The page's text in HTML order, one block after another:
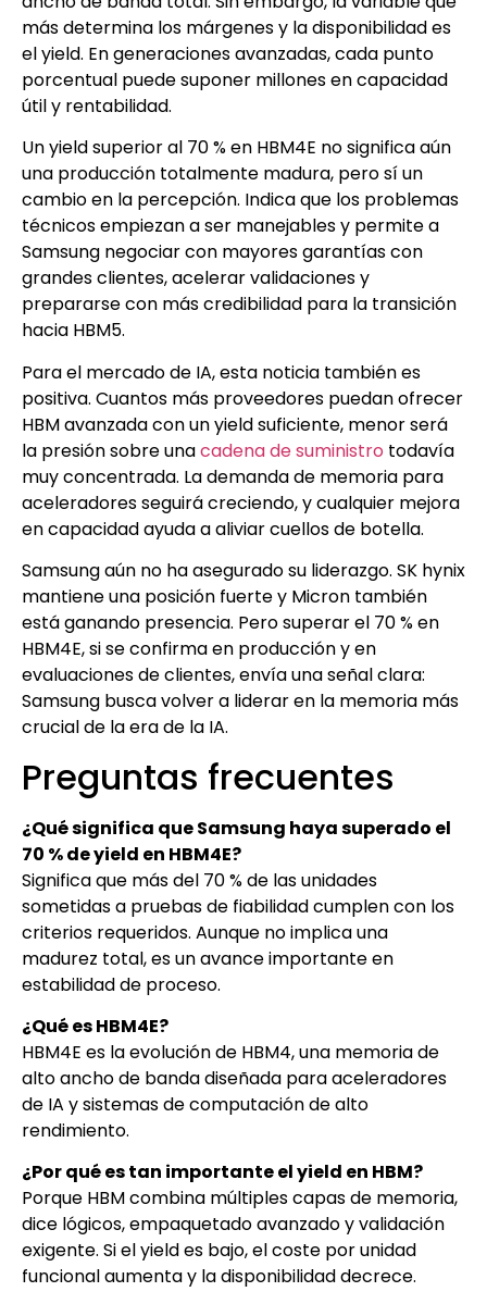
más determina los márgenes y la disponibilidad es
el yield. En generaciones avanzadas, cada punto
porcentual puede suponer millones en capacidad
útil y rentabilidad.
Un yield superior al 70 % en HBM4E no significa aún
una producción totalmente madura, pero sí un
cambio en la percepción. Indica que los problemas
técnicos empiezan a ser manejables y permite a
Samsung negociar con mayores garantías con
grandes clientes, acelerar validaciones y
prepararse con más credibilidad para la transición
hacia HBM5.
Para el mercado de IA, esta noticia también es
positiva. Cuantos más proveedores puedan ofrecer
HBM avanzada con un yield suficiente, menor será
la presión sobre unacadena de suministro todavía
muy concentrada. La demanda de memoria para
aceleradores seguirá creciendo, y cualquier mejora
en capacidad ayuda a aliviar cuellos de botella.
Samsung aún no ha asegurado su liderazgo. SK hynix
mantiene una posición fuerte y Micron también
está ganando presencia. Pero superar el 70 % en
HBM4E, si se confirma en producción y en
evaluaciones de clientes, envía una señal clara:
Samsung busca volver a liderar en la memoria más
crucial de la era de la IA.
Preguntas frecuentes
¿Qué significa que Samsung haya superado el
70 % de yield en HBM4E?
Significa que más del 70 % de las unidades
sometidas a pruebas de fiabilidad cumplen con los
criterios requeridos. Aunque no implica una
madurez total, es un avance importante en
estabilidad de proceso.
¿Qué es HBM4E?
HBM4E es la evolución de HBM4, una memoria de
alto ancho de banda diseñada para aceleradores
de IA y sistemas de computación de alto
rendimiento.
¿Por qué es tan importante el yield en HBM?
Porque HBM combina múltiples capas de memoria,
dice lógicos, empaquetado avanzado y validación
exigente. Si el yield es bajo, el coste por unidad
funcional aumenta y la disponibilidad decrece.